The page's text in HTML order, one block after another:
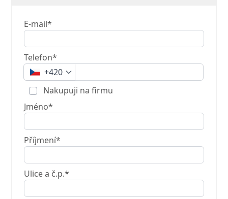
E-mail*
Telefon*
+420
Nakupuji na firmu
Jméno*
Příjmení*
Ulice a č.p.*